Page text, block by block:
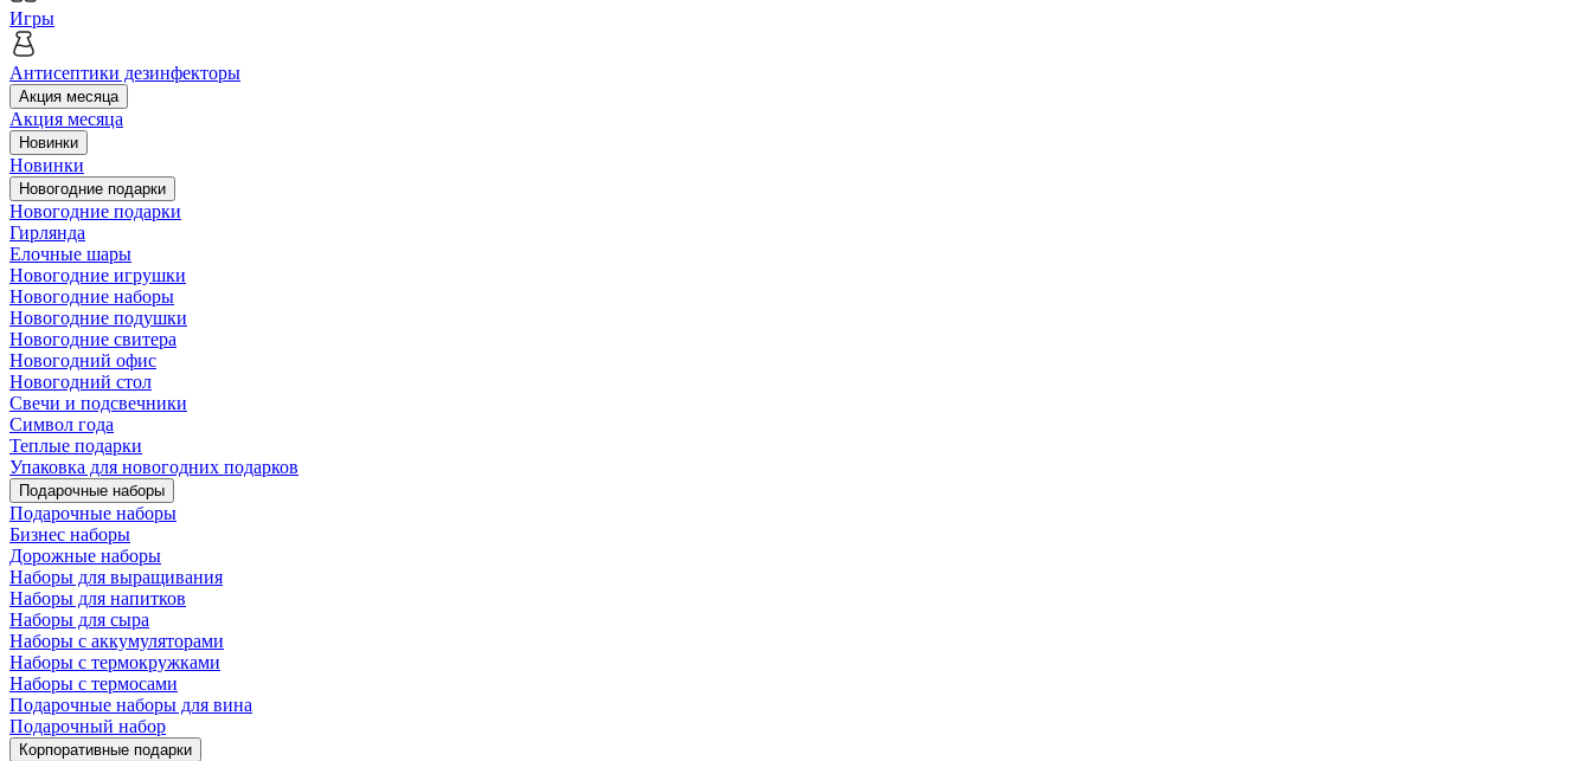
Игры
Антисептики дезинфекторы
Акция месяца
Акция месяца
Новинки
Новинки
Новогодние подарки
Новогодние подарки
Гирлянда
Елочные шары
Новогодние игрушки
Новогодние наборы
Новогодние подушки
Новогодние свитера
Новогодний офис
Новогодний стол
Свечи и подсвечники
Символ года
Теплые подарки
Упаковка для новогодних подарков
Подарочные наборы
Подарочные наборы
Бизнес наборы
Дорожные наборы
Наборы для выращивания
Наборы для напитков
Наборы для сыра
Наборы с аккумуляторами
Наборы с термокружками
Наборы с термосами
Подарочные наборы для вина
Подарочный набор
Корпоративные подарки